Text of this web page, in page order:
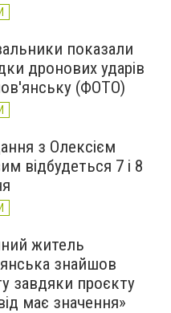
показали
дронових ударів
(ФОТО)
з Олексієм
відбудеться 7 і 8
житель
знайшов
завдяки проєкту
має значення»